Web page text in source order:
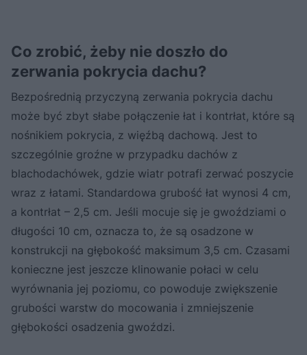
Co zrobić, żeby nie doszło do
zerwania pokrycia dachu?
Bezpośrednią przyczyną zerwania pokrycia dachu
może być zbyt słabe połączenie łat i kontrłat, które są
nośnikiem pokrycia, z więźbą dachową. Jest to
szczególnie groźne w przypadku dachów z
blachodachówek, gdzie wiatr potrafi zerwać poszycie
wraz z łatami. Standardowa grubość łat wynosi 4 cm,
a kontrłat – 2,5 cm. Jeśli mocuje się je gwoździami o
długości 10 cm, oznacza to, że są osadzone w
konstrukcji na głębokość maksimum 3,5 cm. Czasami
konieczne jest jeszcze klinowanie połaci w celu
wyrównania jej poziomu, co powoduje zwiększenie
grubości warstw do mocowania i zmniejszenie
głębokości osadzenia gwoździ.